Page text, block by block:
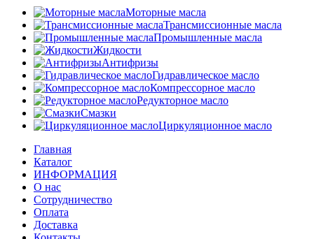
Моторные масла
Трансмиссионные масла
Промышленные масла
Жидкости
Антифризы
Гидравлическое масло
Компрессорное масло
Редукторное масло
Смазки
Циркуляционное масло
Главная
Каталог
ИНФОРМАЦИЯ
О нас
Сотрудничество
Оплата
Доставка